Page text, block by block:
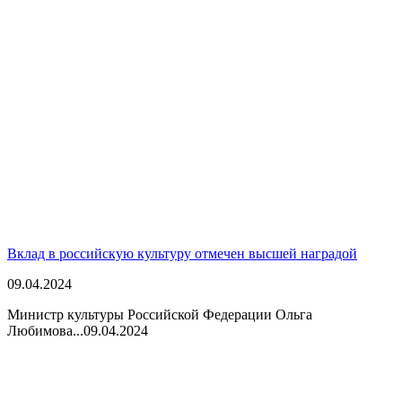
Вклад в российскую культуру отмечен высшей наградой
09.04.2024
Министр культуры Российской Федерации Ольга
Любимова...09.04.2024